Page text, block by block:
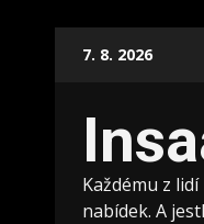
7. 8. 2026
Každému z
nabídek. A